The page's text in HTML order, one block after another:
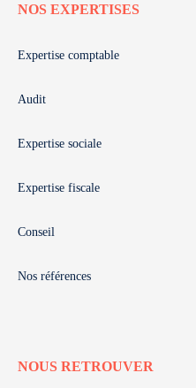
NOS EXPERTISES
Expertise comptable
Audit
Expertise sociale
Expertise fiscale
Conseil
Nos références
NOUS RETROUVER